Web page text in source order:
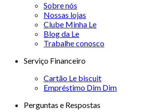
Sobre nós
Nossas lojas
Clube Minha Le
Blog da Le
Trabalhe conosco
Serviço Financeiro
Cartão Le biscuit
Empréstimo Dim Dim
Perguntas e Respostas